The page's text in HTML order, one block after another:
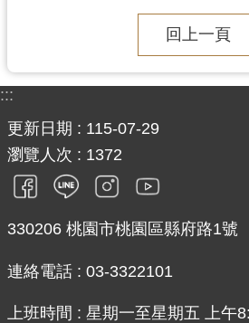
回上一頁
:::
更新日期
115-07-29
瀏覽人次
1372
330206 桃園市桃園區縣府路1號
連絡電話 : 03-3322101
上班時間 : 星期一至星期五 上午